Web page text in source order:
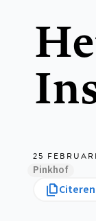
25
Pinkhof
Citeren